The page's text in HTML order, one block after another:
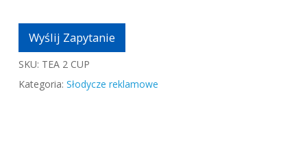
Wyślij Zapytanie
SKU: TEA 2 CUP
Kategoria: Słodycze reklamowe